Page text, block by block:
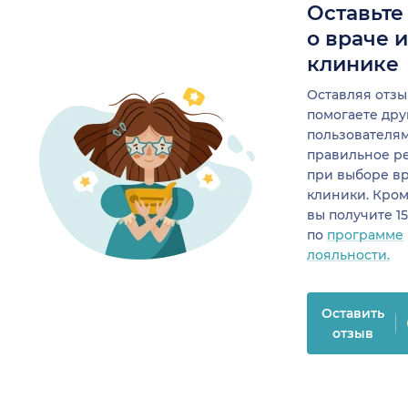
о враче
клинике
Оставляя
помогаете
правильное
при выборе
клиники.
вы получите
по программе
лояльности.
Оставить
отзыв